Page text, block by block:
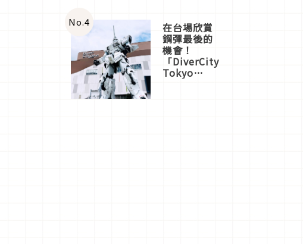
No.4 在台場欣賞
鋼彈最後的
機會！
「DiverCity
Tokyo